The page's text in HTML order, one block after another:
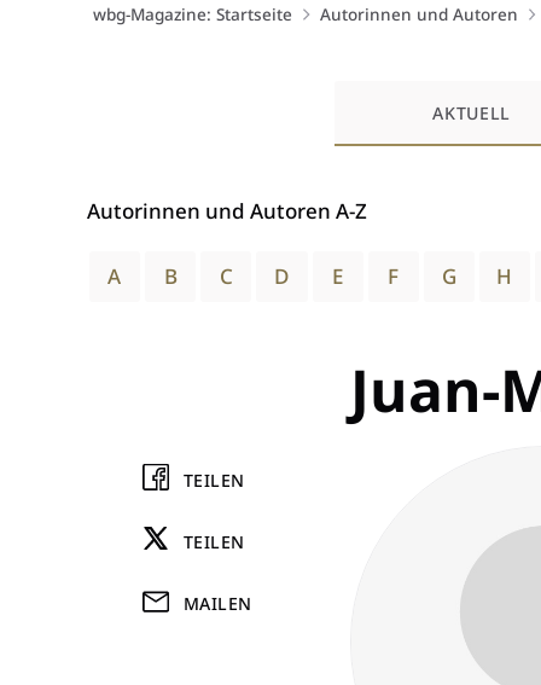
wbg-Magazine: Startseite Autorinnen und Autoren
AKTUELL
Autorinnen und Autoren A-Z
A B C D E F G H
Juan-
TEILEN
TEILEN
MAILEN